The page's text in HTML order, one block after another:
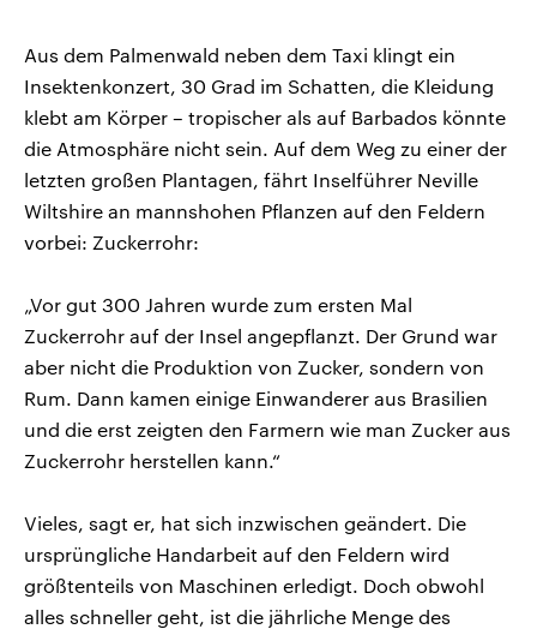
und Kandidaten der anstehenden
Wahl.
Audio-Archiv
Aus dem Palmenwald neben dem Taxi klingt ein
Insektenkonzert, 30 Grad im Schatten, die Kleidung
klebt am Körper – tropischer als auf Barbados könnte
die Atmosphäre nicht sein. Auf dem Weg zu einer der
letzten großen Plantagen, fährt Inselführer Neville
Wiltshire an mannshohen Pflanzen auf den Feldern
vorbei: Zuckerrohr:
„Vor gut 300 Jahren wurde zum ersten Mal
Zuckerrohr auf der Insel angepflanzt. Der Grund war
aber nicht die Produktion von Zucker, sondern von
Rum. Dann kamen einige Einwanderer aus Brasilien
und die erst zeigten den Farmern wie man Zucker aus
Zuckerrohr herstellen kann.“
Vieles, sagt er, hat sich inzwischen geändert. Die
ursprüngliche Handarbeit auf den Feldern wird
größtenteils von Maschinen erledigt. Doch obwohl
alles schneller geht, ist die jährliche Menge des